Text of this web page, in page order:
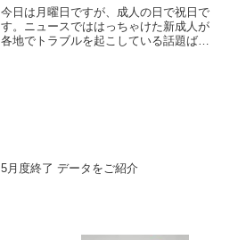
今日は月曜日ですが、成人の日で祝日で
す。ニュースでははっちゃけた新成人が
各地でトラブルを起こしている話題ばっ
5月度終了 データをご紹介